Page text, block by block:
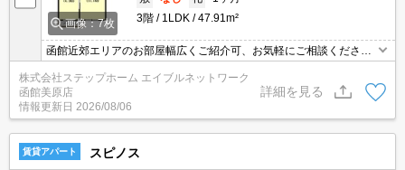
画像：7枚
3階
1LDK 47.91m²
函館近郊エリアのお部屋幅広くご紹介可、お気軽にご相談くださ
い。ペットと暮らせるオートロックマンション！うれしいインター
ネット無料物件です！
株式会社ステップホーム エイブルネットワーク
函館美原店
情報更新日 2026/08/06
詳細を見る
賃貸アパート スピノス